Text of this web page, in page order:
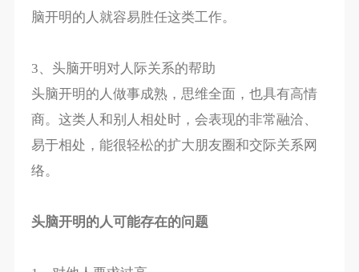
脑开明的人就容易胜任这类工作。
3、头脑开明对人际关系的帮助
头脑开明的人做事成熟，思维全面，也具有高情
商。这类人和别人相处时，会表现的非常融洽、
易于相处，能很轻松的扩大朋友圈和交际关系网
络。
头脑开明的人可能存在的问题